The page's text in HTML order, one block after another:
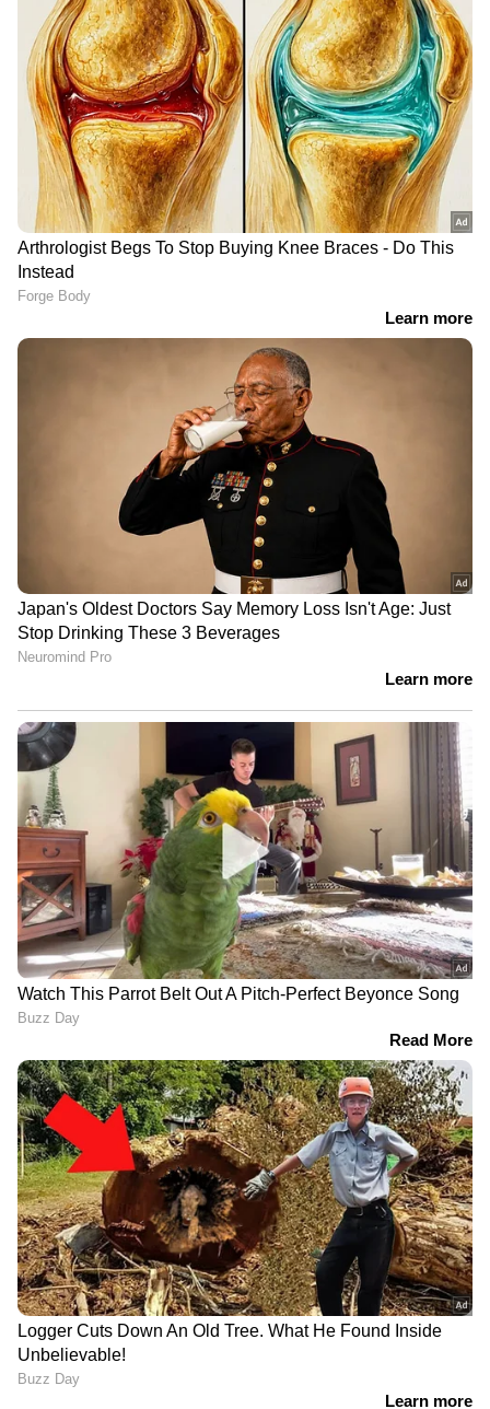
ഒളിവിലിരിക്കുന്ന അർജുൻ
ആയങ്കി പാലിയേക്കര ടോൾ
കടക്കുന്നതിന്റെ ദൃശ്യങ്ങൾ പുറത്ത്
'ഷിജിലിന്റെ കുടുംബം
ആവശ്യപ്പെടുന്ന 10
മത്സ്യത്തൊഴിലാളികളെ കൂടി
തെരച്ചിലിൽ ഉൾപ്പെടുത്തും'